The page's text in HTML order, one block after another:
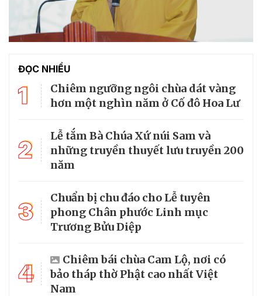
ĐỌC NHIỀU
1
Chiêm ngưỡng ngôi chùa dát vàng
hơn một nghìn năm ở Cố đô Hoa Lư
2
Lễ tắm Bà Chúa Xứ núi Sam và
những truyền thuyết lưu truyền 200
năm
3
Chuẩn bị chu đáo cho Lễ tuyên
phong Chân phước Linh mục
Trương Bửu Diệp
4
Chiêm bái chùa Cam Lộ, nơi có
bảo tháp thờ Phật cao nhất Việt
Nam